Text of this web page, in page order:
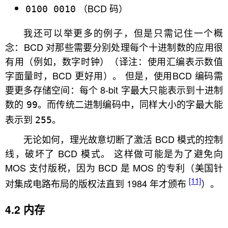
0100 0010
（BCD 码）
我还可以举更多的例子，但是只需记住一个概
念：BCD 对那些需要分别处理每个十进制数的应用很
有用（例如，数字时钟）（译注：使用汇编表示数值
字面量时，BCD 更好用）。 但是，使用BCD 编码需
要更多存储空间：每个 8-bit 字最大只能表示到十进制
数的 99。而传统二进制编码中，同样大小的字最大能
表示到 255。
无论如何，理光故意切断了激活 BCD 模式的控制
线，破坏了 BCD 模式。 这样做可能是为了避免向
MOS 支付版税，因为 BCD 是 MOS 的专利（美国针
对集成电路布局的版权法直到 1984 年才颁布 [11]）。
内存